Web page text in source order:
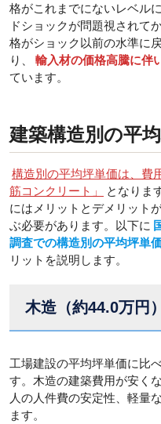
格がこれまでにないレベル
ドショックが問題視されて
格がショック以前の水準に
り、
輸入材の価格高騰に伴
ています。
建築構造別の平
構造別の平均坪単価は、費
筋コンクリート」
となりま
にはメリットとデメリット
ぶ必要があります。以下に
調査での構造別の平均坪単
リットを説明します。
木造（約44.0万円）
工場建設の平均坪単価に比
す。木造の建築費用が安く
人の人件費の安定性、軽量
ます。